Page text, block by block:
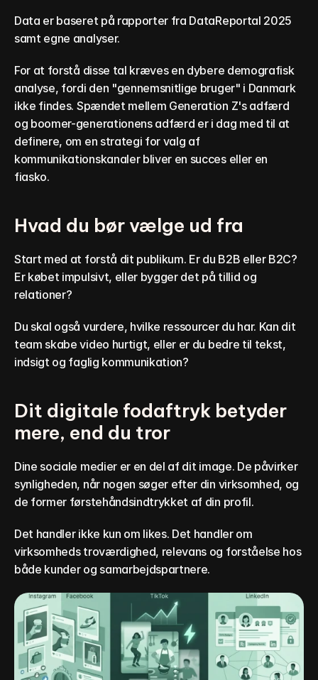
Data er baseret på rapporter fra DataReportal 2025
samt egne analyser.
For at forstå disse tal kræves en dybere demografisk
analyse, fordi den "gennemsnitlige bruger" i Danmark
ikke findes. Spændet mellem Generation Z's adfærd
og boomer-generationens adfærd er i dag med til at
definere, om en strategi for valg af
kommunikationskanaler bliver en succes eller en
fiasko.
Hvad du bør vælge ud fra
Start med at forstå dit publikum. Er du B2B eller B2C?
Er købet impulsivt, eller bygger det på tillid og
relationer?
Du skal også vurdere, hvilke ressourcer du har. Kan dit
team skabe video hurtigt, eller er du bedre til tekst,
indsigt og faglig kommunikation?
Dit digitale fodaftryk betyder
mere, end du tror
Dine sociale medier er en del af dit image. De påvirker
synligheden, når nogen søger efter din virksomhed, og
de former førstehåndsindtrykket af din profil.
Det handler ikke kun om likes. Det handler om
virksomheds troværdighed, relevans og forståelse hos
både kunder og samarbejdspartnere.